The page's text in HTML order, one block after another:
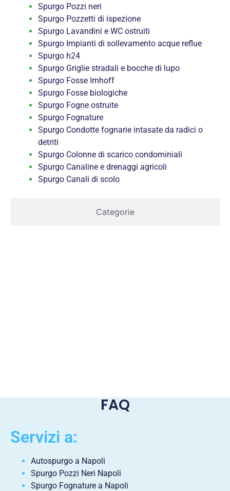
Categorie
Spurgo Pozzi neri
Spurgo Pozzetti di ispezione
Spurgo Lavandini e WC ostruiti
Spurgo Impianti di sollevamento acque reflue
Spurgo h24
Spurgo Griglie stradali e bocche di lupo
Spurgo Fosse Imhoff
Spurgo Fosse biologiche
Spurgo Fogne ostruite
Spurgo Fognature
Spurgo Condotte fognarie intasate da radici o
detriti
Spurgo Colonne di scarico condominiali
Spurgo Canaline e drenaggi agricoli
Spurgo Canali di scolo
FAQ
Servizi a:
Autospurgo a Napoli
Spurgo Pozzi Neri Napoli
Spurgo Fognature a Napoli